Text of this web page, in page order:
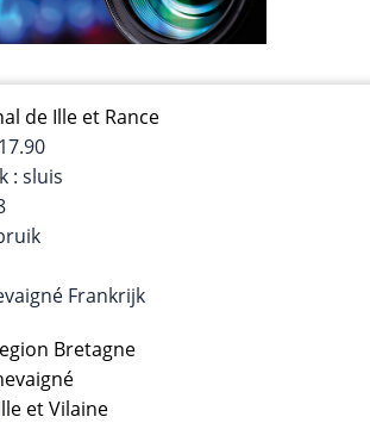
de Ille et Rance
: sluis
Frankrijk
Bretagne
et Vilaine